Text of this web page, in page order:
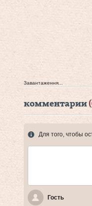
Завантаження...
комментарии
Для того, чтобы
Гость